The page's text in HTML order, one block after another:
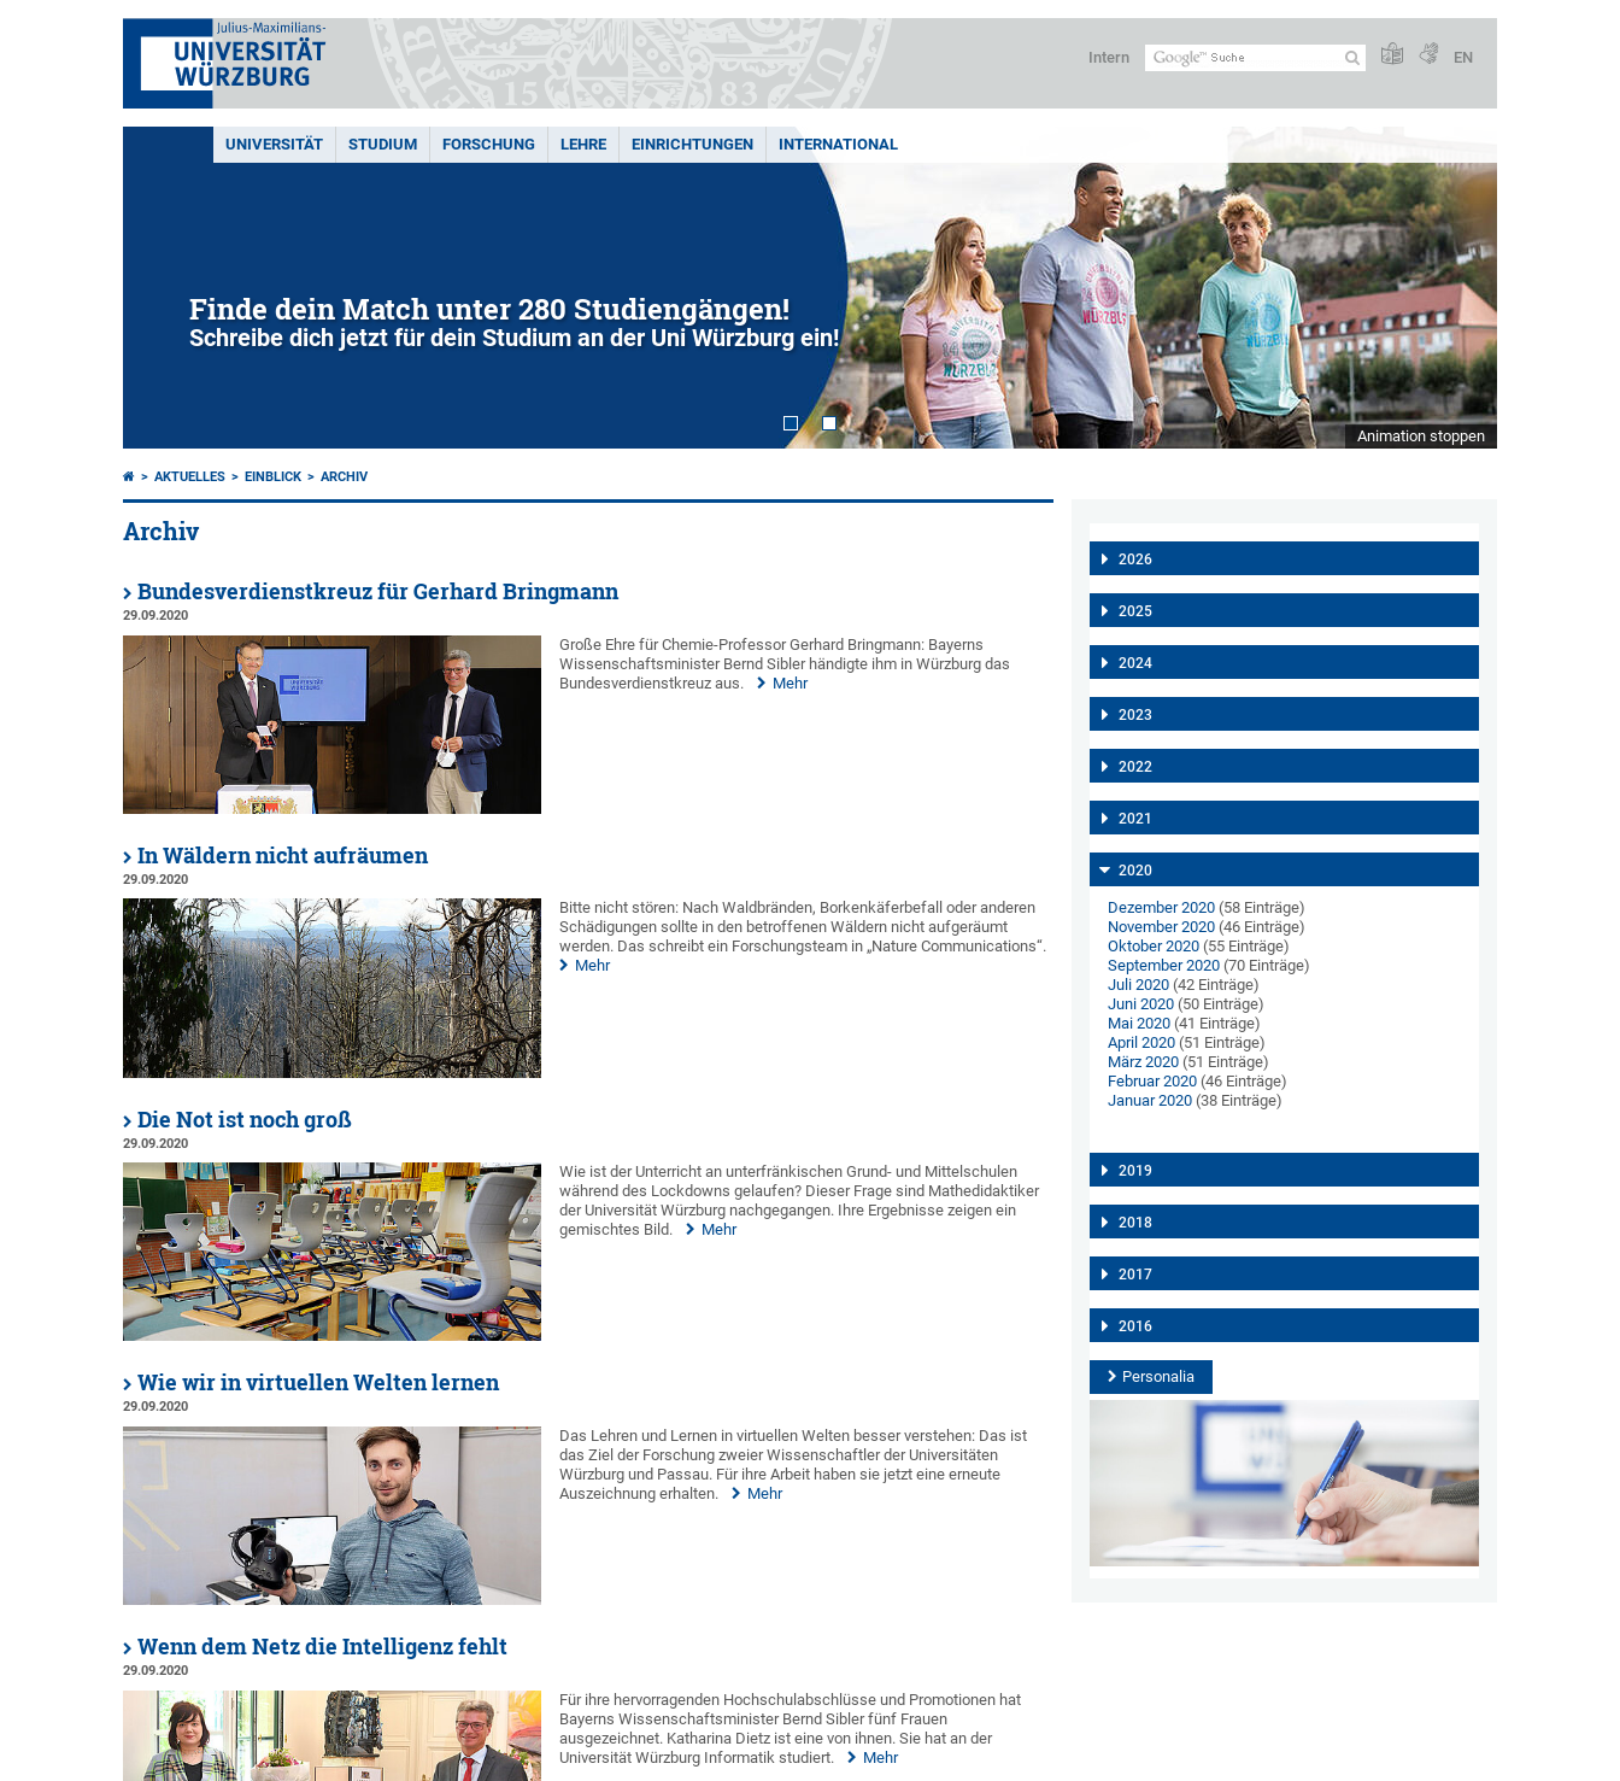
Intern EN
UNIVERSITÄT STUDIUM FORSCHUNG LEHRE EINRICHTUNGEN INTERNATIONAL
Finde dein Match unter 280 Studiengängen!
Schreibe dich jetzt für dein Studium an der Uni Würzburg ein!
Animation stoppen
AKTUELLES EINBLICK ARCHIV
Archiv
Bundesverdienstkreuz für Gerhard Bringmann
29.09.2020
Große Ehre für Chemie-Professor Gerhard Bringmann: Bayerns
Wissenschaftsminister Bernd Sibler händigte ihm in Würzburg das
Bundesverdienstkreuz aus.
Mehr
In Wäldern nicht aufräumen
29.09.2020
Bitte nicht stören: Nach Waldbränden, Borkenkäferbefall oder anderen
Schädigungen sollte in den betroffenen Wäldern nicht aufgeräumt
werden. Das schreibt ein Forschungsteam in „Nature Communications“.
Mehr
Die Not ist noch groß
29.09.2020
Wie ist der Unterricht an unterfränkischen Grund- und Mittelschulen
während des Lockdowns gelaufen? Dieser Frage sind Mathedidaktiker
der Universität Würzburg nachgegangen. Ihre Ergebnisse zeigen ein
gemischtes Bild.
Mehr
Wie wir in virtuellen Welten lernen
29.09.2020
Das Lehren und Lernen in virtuellen Welten besser verstehen: Das ist
das Ziel der Forschung zweier Wissenschaftler der Universitäten
Würzburg und Passau. Für ihre Arbeit haben sie jetzt eine erneute
Auszeichnung erhalten.
Mehr
Wenn dem Netz die Intelligenz fehlt
29.09.2020
Für ihre hervorragenden Hochschulabschlüsse und Promotionen hat
Bayerns Wissenschaftsminister Bernd Sibler fünf Frauen
ausgezeichnet. Katharina Dietz ist eine von ihnen. Sie hat an der
Universität Würzburg Informatik studiert.
Mehr
2026
2025
2024
2023
2022
2021
2020
Dezember 2020(58 Einträge)
November 2020(46 Einträge)
Oktober 2020(55 Einträge)
September 2020(70 Einträge)
Juli 2020(42 Einträge)
Juni 2020(50 Einträge)
Mai 2020(41 Einträge)
April 2020(51 Einträge)
März 2020(51 Einträge)
Februar 2020(46 Einträge)
Januar 2020(38 Einträge)
2019
2018
2017
2016
Personalia